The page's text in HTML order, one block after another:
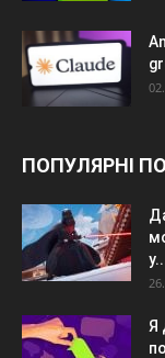
ПОПУЛЯРНІ
Я